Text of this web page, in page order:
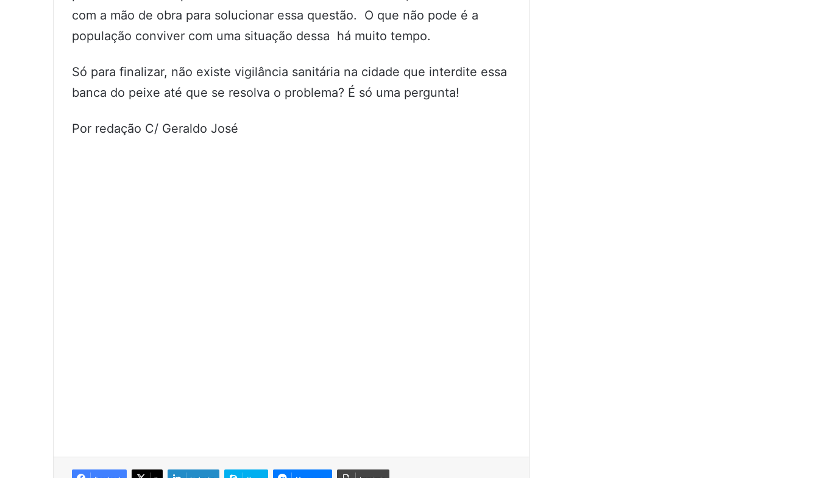
com a mão de obra para solucionar essa questão. O que não pode é a
população conviver com uma situação dessa há muito tempo.
Só para finalizar, não existe vigilância sanitária na cidade que interdite essa
banca do peixe até que se resolva o problema? É só uma pergunta!
Por redação C/ Geraldo José